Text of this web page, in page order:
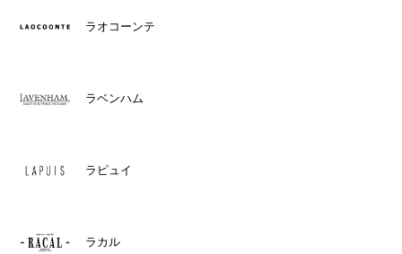
ラオコーンテ
ラベンハム
ラピュイ
ラカル